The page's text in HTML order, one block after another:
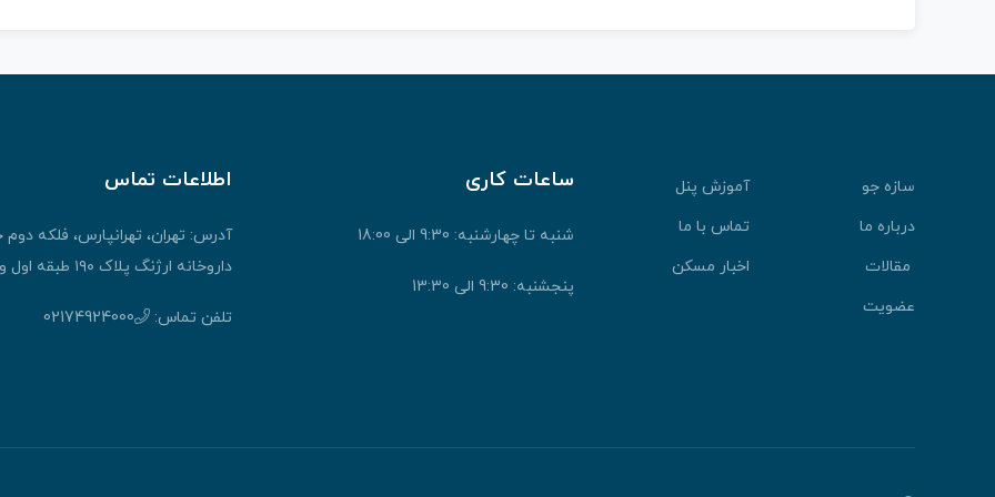
سازه جو
آموزش پنل
درباره ما
تماس با ما
مقالات
اخبار مسکن
عضویت
ساعات کاری
شنبه تا چهارشنبه: 9:30 الی 18:00
پنجشنبه: 9:30 الی 13:30
اطلاعات تماس
آدرس: تهران، تهرانپارس، فلکه
داروخانه ارژنگ پلاک ۱۹۰ طبقه اول واحد ۱
تلفن تماس: 02174924000